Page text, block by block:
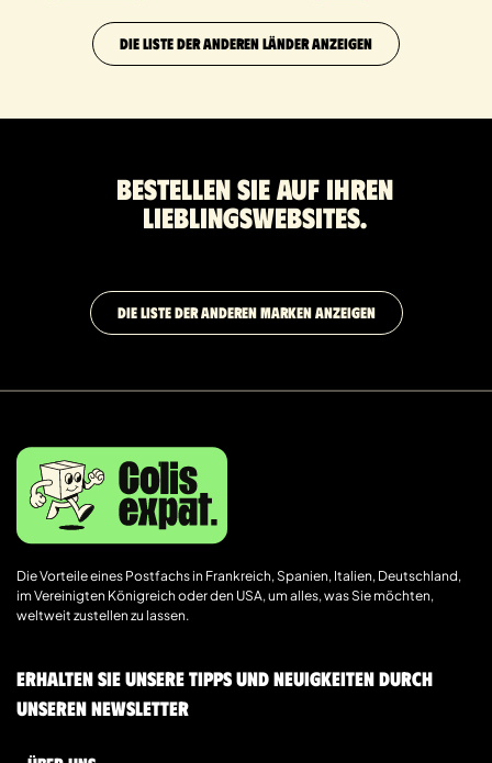
DIE LISTE DER ANDEREN LÄNDER ANZEIGEN
Bestellen Sie auf Ihren
Lieblingswebsites.
DIE LISTE DER ANDEREN MARKEN ANZEIGEN
Die Vorteile eines Postfachs in Frankreich, Spanien, Italien, Deutschland,
im Vereinigten Königreich oder den USA, um alles, was Sie möchten,
weltweit zustellen zu lassen.
Erhalten Sie unsere Tipps und Neuigkeiten durch
unseren Newsletter